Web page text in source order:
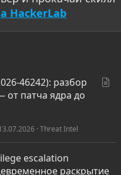
HackerLab
я
46242): разбор
от патча ядра до
Threat Intel
escalation
раскрытие